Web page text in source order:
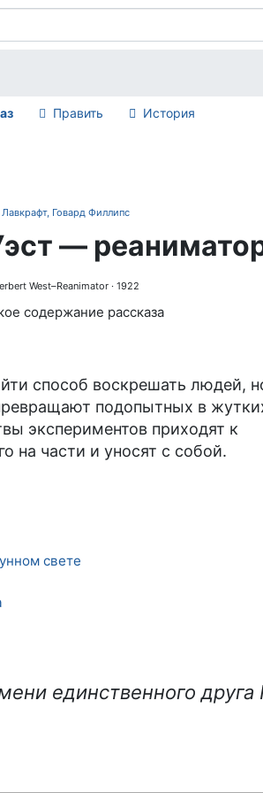
Править История
Лавкрафт, Говард Филлипс
—
West–Reanimator· 1922
содержание рассказа
способ воскрешать людей,
подопытных в
экспериментов приходят к
на части и уносят с собой.
свете
единственного друга